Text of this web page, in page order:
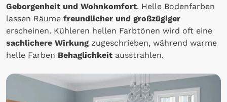
Geborgenheit und Wohnkomfort. Helle Bodenfarben
lassen Räume freundlicher und großzügiger
erscheinen. Kühleren hellen Farbtönen wird oft eine
sachlichere Wirkung zugeschrieben, während warme
helle Farben Behaglichkeit ausstrahlen.